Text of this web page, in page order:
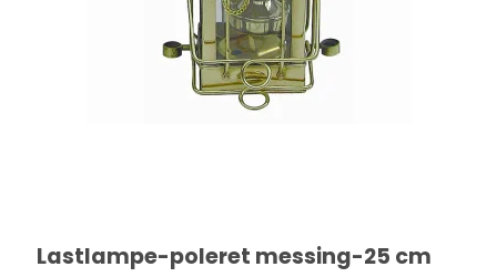
Lastlampe-poleret messing-25 cm